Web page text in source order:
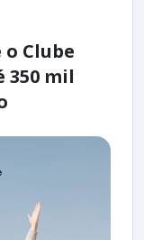
Clube
350 mil